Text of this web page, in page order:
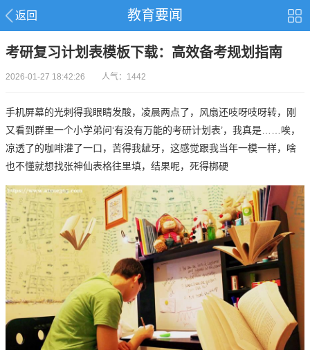
返回 教育要闻
考研复习计划表模板下载：高效备考规划指南
2026-01-27 18:42:26 人气：1442
手机屏幕的光刺得我眼睛发酸，凌晨两点了，风扇还吱呀吱呀转，刚
又看到群里一个小学弟问‘有没有万能的考研计划表’，我真是……唉，
凉透了的咖啡灌了一口，苦得我龇牙，这感觉跟我当年一模一样，啥
也不懂就想找张神仙表格往里填，结果呢，死得梆硬